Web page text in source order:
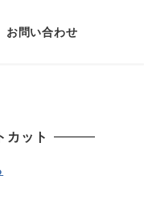
お問い合わせ
カット